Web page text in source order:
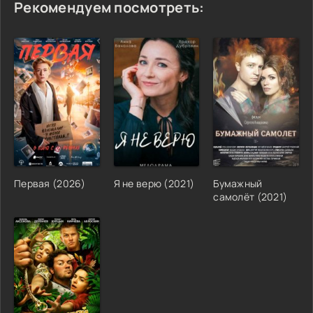
Рекомендуем посмотреть:
Первая (2026) Я не верю (2021)
Бумажный
самолёт (2021)